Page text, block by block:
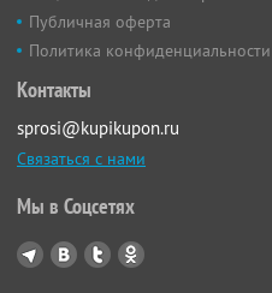
Публичная оферта
Политика конфиденциальности
Контакты
sprosi@kupikupon.ru
Связаться с нами
Мы в Соцсетях